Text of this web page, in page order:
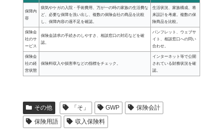
保障内
容
病気やケガの入院・手術費用、万が一の時の家族の生活費な
ど、必要な保障を洗い出し、複数の保険会社の商品を比較
し、保障内容の過不足を確認。
生活状況、家族構成、将
来設計を考慮。複数の保
険商品を比較。
保険会
社のサ
ービス
保険金請求の手続きのしやすさ、相談窓口の対応などを確
認。
パンフレット、ウェブサ
イト、相談窓口への問い
合わせ。
保険会
社の経
営状態
保険料収入や損害率などの指標をチェック。
インターネット等で公開
されている財務状況を確
認。
その他 「そ」 GWP
保険会計
保険用語
収入保険料